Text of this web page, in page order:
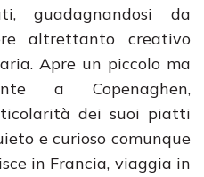
guadagnandosi da
altrettanto creativo
Apre un piccolo ma
a Copenaghen,
dei suoi piatti
e curioso comunque
in Francia, viaggia in